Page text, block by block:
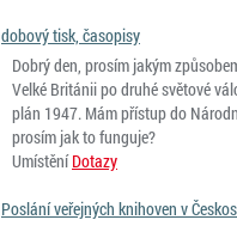
dobový tisk, časopisy
Dobrý den, prosím jakým
Velké Británii po druhé světové
plán 1947. Mám přístup do
prosím jak to funguje?
Umístění Dotazy
Poslání veřejných knihoven v